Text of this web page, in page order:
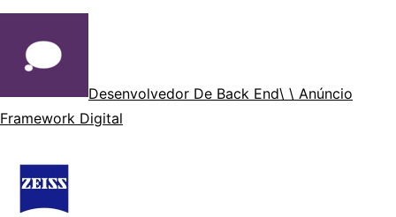
Desenvolvedor De Back End\ \ Anúncio
Framework Digital